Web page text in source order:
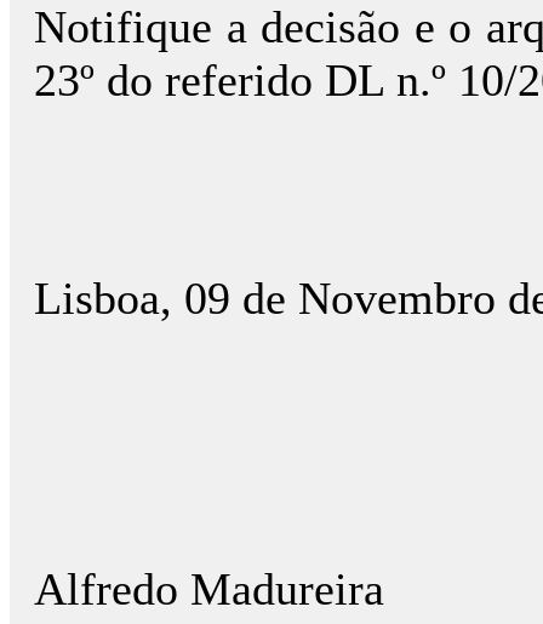
Notifique a decisão e o
23º do referido DL n.º 10/
Lisboa, 09 de Novembro
Alfredo Madureira